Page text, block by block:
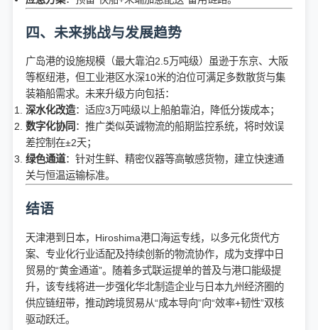
四、未来挑战与发展趋势
广岛港的设施规模（最大靠泊2.5万吨级）虽逊于东京、大阪
等枢纽港，但工业港区水深10米的泊位可满足多数散货与集
装箱船需求。未来升级方向包括：
深水化改造：适应3万吨级以上船舶靠泊，降低分拨成本；
数字化协同 ：推广类似英诚物流的船期监控系统，将时效误
差控制在±2天；
绿色通道：针对生鲜、精密仪器等高敏感货物，建立快速通
关与恒温运输标准。
结语
天津港到日本，Hiroshima港口海运专线，以多元化货代方
案、专业化行业适配及持续创新的物流协作，成为支撑中日
贸易的“黄金通道”。随着多式联运提单的普及与港口能级提
升，该专线将进一步强化华北制造企业与日本九州经济圈的
供应链纽带，推动跨境贸易从“成本导向”向“效率+韧性”双核
驱动跃迁。